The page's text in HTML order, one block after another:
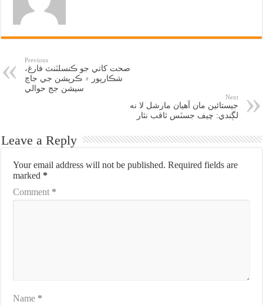
Previous
صحت کاتي جو ڪنسلٽنٽ فارغ،
شڪارپور ۾ ڪرپشن جي جاچ
سيشن جج حوالي
Next
جيستائين مان آهيان مارشل لا نه
لڳندي: چيف جسٽس ثاقب نثار
Leave a Reply
Your email address will not be published. Required fields are
marked *
Comment *
Name *